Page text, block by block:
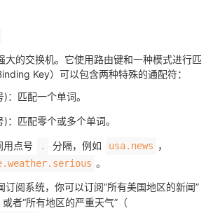
大的交换机。它使用路由键和一种模式进行匹
Key）可以包含两种特殊的通配符：
)：匹配一个单词。
)：匹配零个或多个单词。
用点号 . 分隔，例如 usa.news ，
。
订阅系统，你可以订阅“所有美国地区的新闻”
或者“所有地区的严重天气”（